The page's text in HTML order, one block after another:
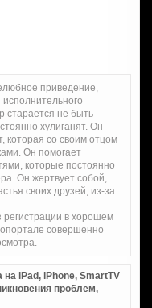
приведение,
старается не быть
хулиганят. Он
которая со своим отцом
Он помогает
которые постоянно
Он жертвует собой,
своих друзей, из-за
в хорошем
совершенно
iPad, iPhone, SmartTV
проблем,